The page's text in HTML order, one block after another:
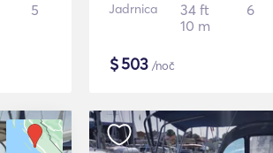
5 Jadrnica
34 ft
10 m
6
$503 /noč